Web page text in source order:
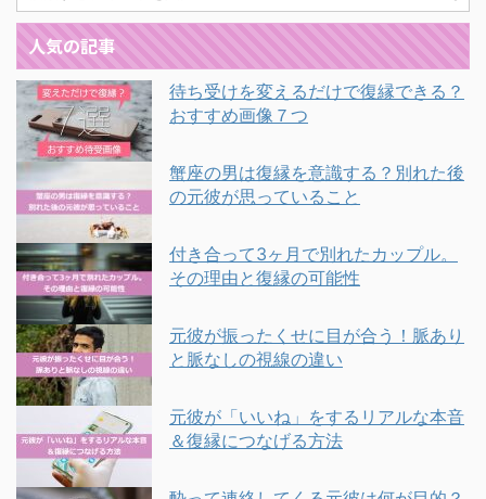
人気の記事
待ち受けを変えるだけで復縁できる？
おすすめ画像７つ
蟹座の男は復縁を意識する？別れた後
の元彼が思っていること
付き合って3ヶ月で別れたカップル。
その理由と復縁の可能性
元彼が振ったくせに目が合う！脈あり
と脈なしの視線の違い
元彼が「いいね」をするリアルな本音
＆復縁につなげる方法